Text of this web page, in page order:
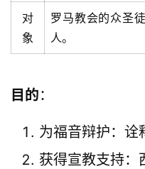
对
象
罗马教会的众圣
人。
目的：
为福音辩护：诠
获得宣教支持：